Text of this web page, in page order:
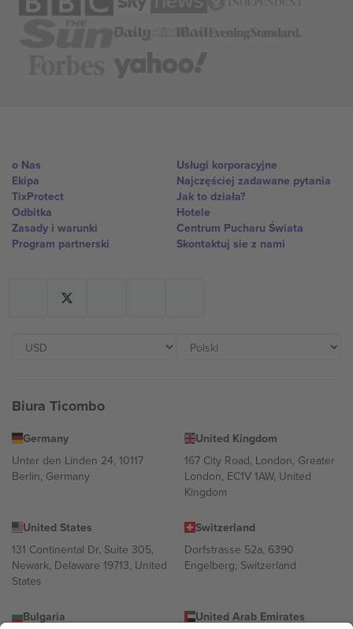
o Nas
Ekipa
TixProtect
Odbitka
Zasady i warunki
Program partnerski
Usługi korporacyjne
Najczęściej zadawane pytania
Jak to działa?
Hotele
Centrum Pucharu Świata
Skontaktuj sie z nami
Biura Ticombo
Germany
Unter den Linden 24, 10117
Berlin, Germany
United Kingdom
167 City Road, London, Greater
London, EC1V 1AW, United
Kingdom
United States
131 Continental Dr, Suite 305,
Newark, Delaware 19713, United
States
Switzerland
Dorfstrasse 52a, 6390
Engelberg, Switzerland
Bulgaria United Arab Emirates